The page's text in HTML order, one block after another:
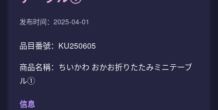
发布时间：2025-04-01
品目番號：KU250605
商品名稱：ちいかわ おかお折りたたみミニテーブ
ル①
信息